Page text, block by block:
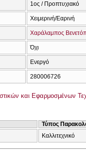
1ος / Προπτυχιακό
Χειμερινή/Εαρινή
Χαράλαμπος
Όχι
Ενεργό
280006726
και Εφαρμοσμένων
Τύπος
Καλλιτεχνικό